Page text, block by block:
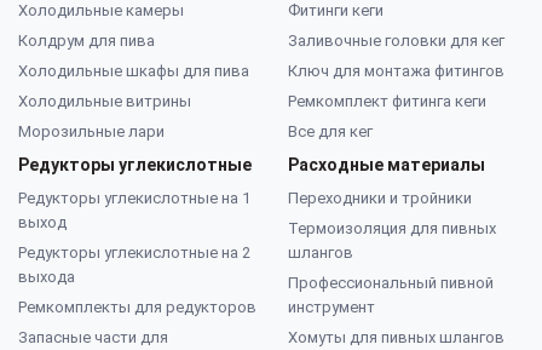
Холодильные камеры
Колдрум для пива
Холодильные шкафы для пива
Холодильные витрины
Морозильные лари
Редукторы углекислотные
Редукторы углекислотные на 1
выход
Редукторы углекислотные на 2
выхода
Ремкомплекты для редукторов
Запасные части для
Фитинги кеги
Заливочные головки для кег
Ключ для монтажа фитингов
Ремкомплект фитинга кеги
Все для кег
Расходные материалы
Переходники и тройники
Термоизоляция для пивных
шлангов
Профессиональный пивной
инструмент
Хомуты для пивных шлангов